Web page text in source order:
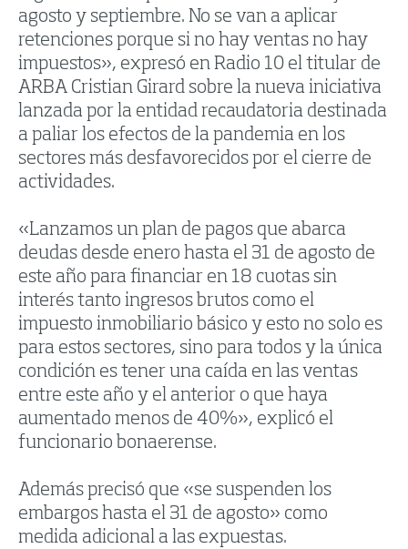
agosto y septiembre. No se van a aplicar
retenciones porque si no hay ventas no hay
impuestos», expresó en Radio 10 el titular de
ARBA Cristian Girard sobre la nueva iniciativa
lanzada por la entidad recaudatoria destinada
a paliar los efectos de la pandemia en los
sectores más desfavorecidos por el cierre de
actividades.
«Lanzamos un plan de pagos que abarca
deudas desde enero hasta el 31 de agosto de
este año para financiar en 18 cuotas sin
interés tanto ingresos brutos como el
impuesto inmobiliario básico y esto no solo es
para estos sectores, sino para todos y la única
condición es tener una caída en las ventas
entre este año y el anterior o que haya
aumentado menos de 40%», explicó el
funcionario bonaerense.
Además precisó que «se suspenden los
embargos hasta el 31 de agosto» como
medida adicional a las expuestas.